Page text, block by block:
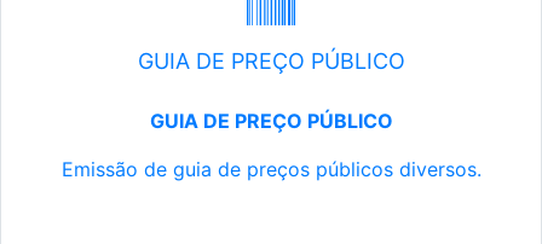
GUIA DE PREÇO PÚBLICO
GUIA DE PREÇO PÚBLICO
Emissão de guia de preços públicos diversos.